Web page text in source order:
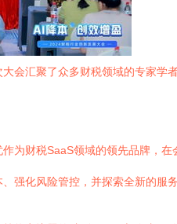
会汇聚了众多财税领域的专家学
为财税SaaS领域的领先品牌，
强化风险管控，并探索全新的服